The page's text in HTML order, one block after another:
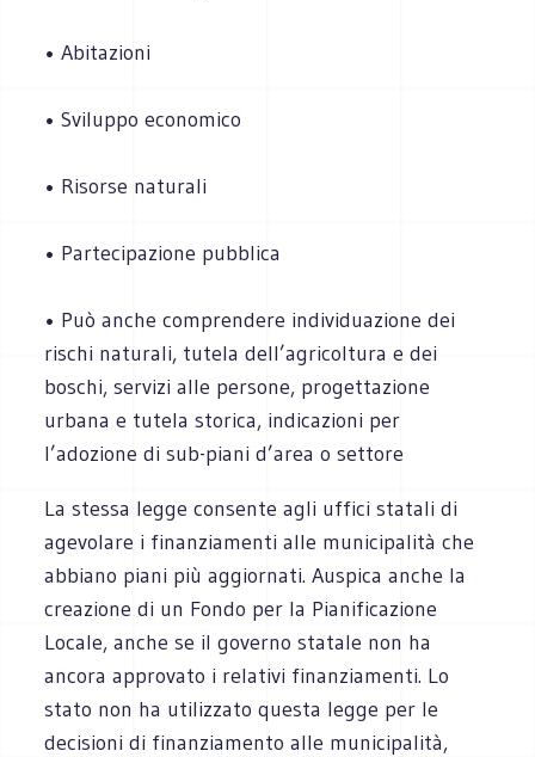
• Abitazioni
• Sviluppo economico
• Risorse naturali
• Partecipazione pubblica
• Può anche comprendere individuazione dei
rischi naturali, tutela dell’agricoltura e dei
boschi, servizi alle persone, progettazione
urbana e tutela storica, indicazioni per
l’adozione di sub-piani d’area o settore
La stessa legge consente agli uffici statali di
agevolare i finanziamenti alle municipalità che
abbiano piani più aggiornati. Auspica anche la
creazione di un Fondo per la Pianificazione
Locale, anche se il governo statale non ha
ancora approvato i relativi finanziamenti. Lo
stato non ha utilizzato questa legge per le
decisioni di finanziamento alle municipalità,